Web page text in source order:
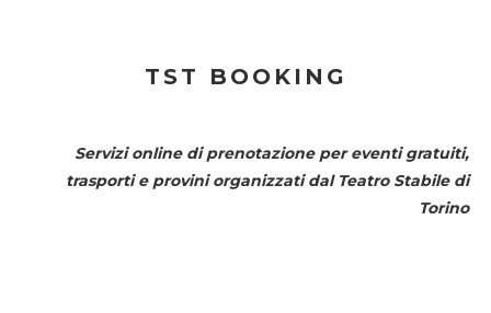
TST BOOKING
Servizi online di prenotazione per eventi gratuiti,
trasporti e provini organizzati dal Teatro Stabile di
Torino